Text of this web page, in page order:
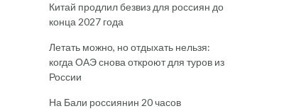
Китай продлил безвиз для россиян до
конца 2027 года
Летать можно, но отдыхать нельзя:
когда ОАЭ снова откроют для туров из
России
На Бали россиянин 20 часов